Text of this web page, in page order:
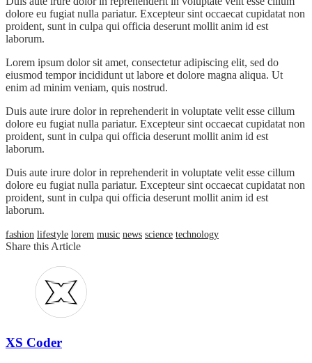
dolore eu fugiat nulla pariatur. Excepteur sint occaecat cupidatat non
proident, sunt in culpa qui officia deserunt mollit anim id est
laborum.
Lorem ipsum dolor sit amet, consectetur adipiscing elit, sed do
eiusmod tempor incididunt ut labore et dolore magna aliqua. Ut
enim ad minim veniam, quis nostrud.
Duis aute irure dolor in reprehenderit in voluptate velit esse cillum
dolore eu fugiat nulla pariatur. Excepteur sint occaecat cupidatat non
proident, sunt in culpa qui officia deserunt mollit anim id est
laborum.
Duis aute irure dolor in reprehenderit in voluptate velit esse cillum
dolore eu fugiat nulla pariatur. Excepteur sint occaecat cupidatat non
proident, sunt in culpa qui officia deserunt mollit anim id est
laborum.
fashion lifestyle lorem music news science technology
Share this Article
XS Coder